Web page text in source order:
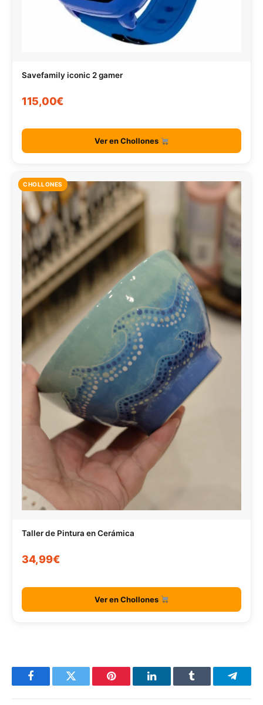
Savefamily iconic 2 gamer
115,00€
Ver en Chollones
CHOLLONES
Taller de Pintura en Cerámica
34,99€
Ver en Chollones
FacebookTwitter Pinterest LinkedInTumblr